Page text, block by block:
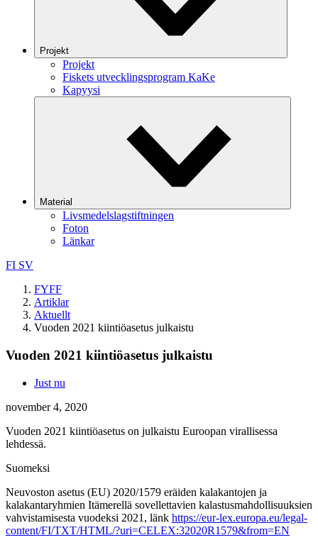
Projekt
Projekt
Fiskets utvecklingsprogram KaKe
Kapyysi
Material
Livsmedelslagstiftningen
Foton
Länkar
FI SV
FYFF
Artiklar
Aktuellt
Vuoden 2021 kiintiöasetus julkaistu
Vuoden 2021 kiintiöasetus julkaistu
Just nu
november 4, 2020
Vuoden 2021 kiintiöasetus on julkaistu Euroopan virallisessa
lehdessä.
Suomeksi
Neuvoston asetus (EU) 2020/1579 eräiden kalakantojen ja
kalakantaryhmien Itämerellä sovellettavien kalastusmahdollisuuksien
vahvistamisesta vuodeksi 2021, länk https://eur-lex.europa.eu/legal-
content/FI/TXT/HTML/?uri=CELEX:32020R1579&from=EN